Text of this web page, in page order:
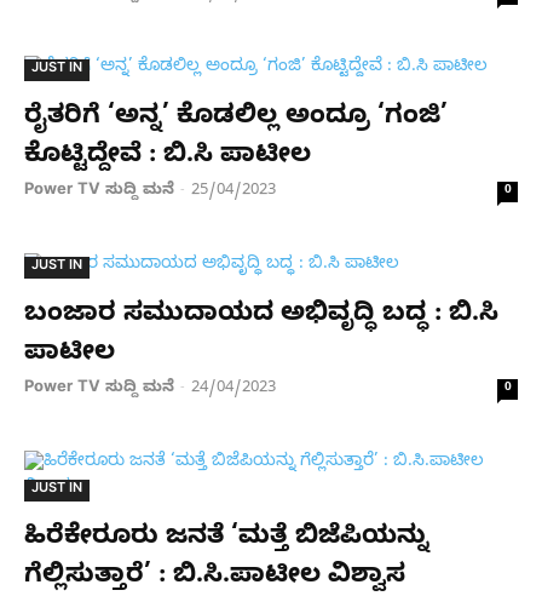
JUST IN
ರೈತರಿಗೆ ‘ಅನ್ನ’ ಕೊಡಲಿಲ್ಲ ಅಂದ್ರೂ ‘ಗಂಜಿ’
ಕೊಟ್ಟಿದ್ದೇವೆ : ಬಿ.ಸಿ ಪಾಟೀಲ
Power TV ಸುದ್ದಿ ಮನೆ - 25/04/2023 0
JUST IN
ಬಂಜಾರ ಸಮುದಾಯದ ಅಭಿವೃದ್ಧಿ ಬದ್ಧ : ಬಿ.ಸಿ
ಪಾಟೀಲ
Power TV ಸುದ್ದಿ ಮನೆ - 24/04/2023 0
JUST IN
ಹಿರೆಕೇರೂರು ಜನತೆ ‘ಮತ್ತೆ ಬಿಜೆಪಿಯನ್ನು
ಗೆಲ್ಲಿಸುತ್ತಾರೆ’ : ಬಿ.ಸಿ.ಪಾಟೀಲ ವಿಶ್ವಾಸ